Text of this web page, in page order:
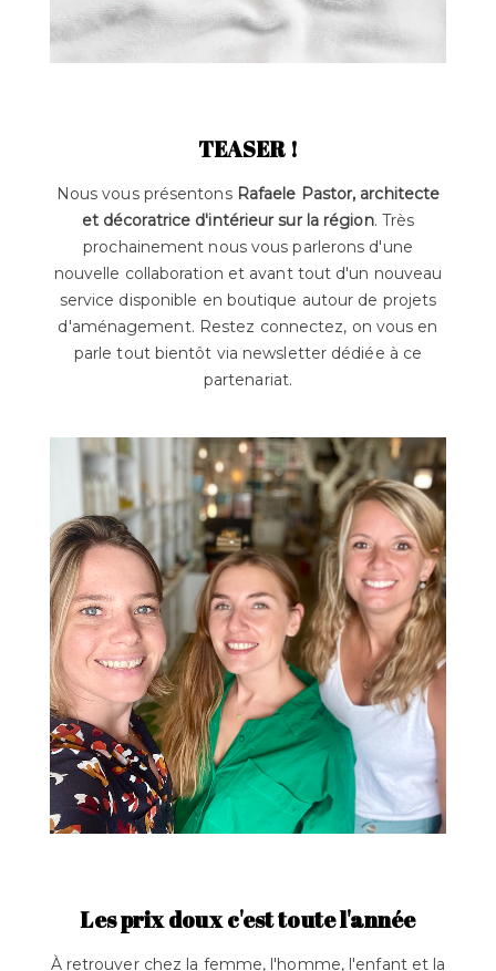
TEASER !
Nous vous présentons Rafaele Pastor, architecte
et décoratrice d'intérieur sur la région. Très
prochainement nous vous parlerons d'une
nouvelle collaboration et avant tout d'un nouveau
service disponible en boutique autour de projets
d'aménagement. Restez connectez, on vous en
parle tout bientôt via newsletter dédiée à ce
partenariat.
Les prix doux c'est toute l'année
À retrouver chez la femme, l'homme, l'enfant et la